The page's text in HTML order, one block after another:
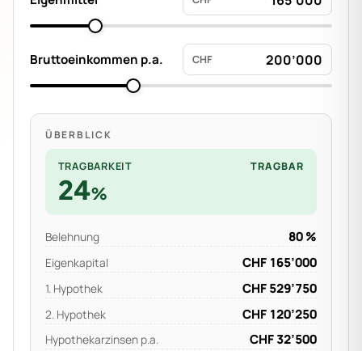
Bruttoeinkommen p.a. CHF
ÜBERBLICK
TRAGBARKEIT
24%
TRAGBAR
Belehnung 80%
Eigenkapital CHF 165’000
1. Hypothek CHF529’750
2. Hypothek CHF 120’250
Hypothekarzinsen p.a. CHF32’500